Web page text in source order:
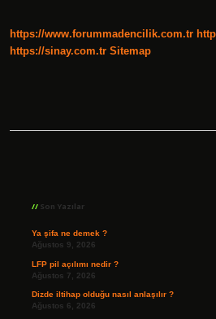
https://www.forummadencilik.com.tr
https://sinay.com.tr Sitemap
Son Yazılar
Ya şifa ne demek ?
Ağustos 9, 2026
LFP pil açılımı nedir ?
Ağustos 7, 2026
Dizde iltihap olduğu nasıl anlaşılır ?
Ağustos 6, 2026